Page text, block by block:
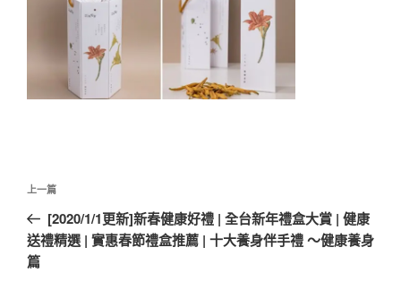
文
導
覽
上
一
篇
文
上一篇
[2020/1/1更新]新春健康好禮 | 全台新年禮盒大賞 | 健康
送禮精選 | 實惠春節禮盒推薦 | 十大養身伴手禮 ～健康養身
篇